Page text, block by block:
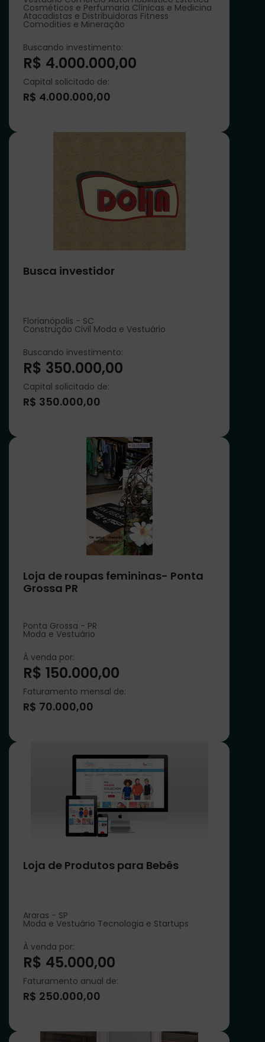
Cosméticos e Perfumaria Clínicas e Medicina
Atacadistas e Distribuidoras Fitness
Comodities e Mineração
Buscando investimento:
R$ 4.000.000,00
Capital solicitado de:
R$ 4.000.000,00
Busca investidor
Florianópolis - SC
Construção Civil Moda e Vestuário
Buscando investimento:
R$ 350.000,00
Capital solicitado de:
R$ 350.000,00
Loja de roupas femininas- Ponta
Grossa PR
Ponta Grossa - PR
Moda e Vestuário
À venda por:
R$ 150.000,00
Faturamento mensal de:
R$ 70.000,00
Loja de Produtos para Bebês
Araras - SP
Moda e Vestuário Tecnologia e Startups
À venda por:
R$ 45.000,00
Faturamento anual de:
R$ 250.000,00